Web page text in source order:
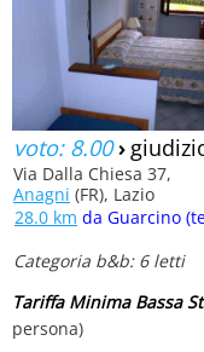
voto: 8.00›
Via Dalla Chiesa 37,
Anagni (FR), Lazio
28.0 km da Guarcino
Categoria b&b: 6 letti
Tariffa Minima Bassa
persona)